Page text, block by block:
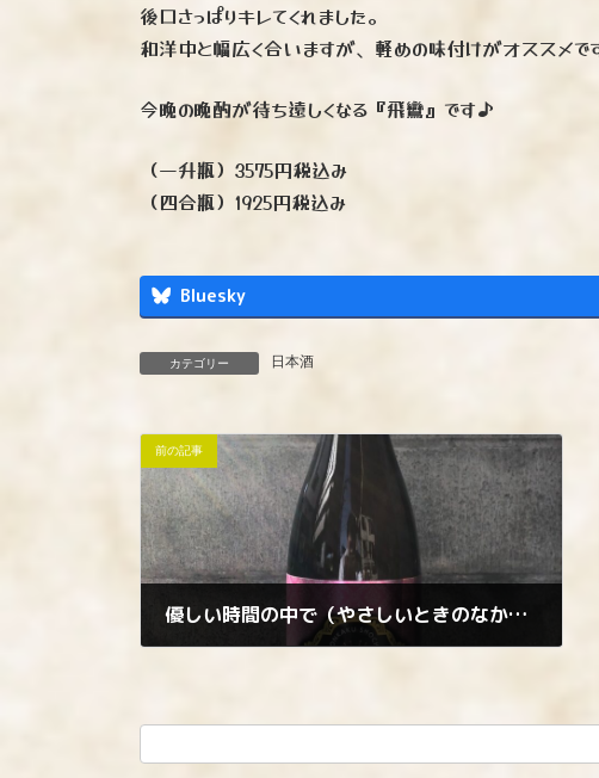
後口さっぱりキレてくれました。
和洋中と幅広く合いますが、軽めの味付けがオススメで
今晩の晩酌が待ち遠しくなる『飛鸞』です♪
（一升瓶）3575円税込み
（四合瓶）1925円税込み
Bluesky
カテゴリー 日本酒
前の記事
優しい時間の中で（やさしいときのなかで）